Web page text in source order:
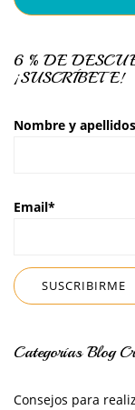
6 % DE
¡SUSCRÍBETE!
Nombre y apellidos
Email*
Categorías Blog
Consejos para